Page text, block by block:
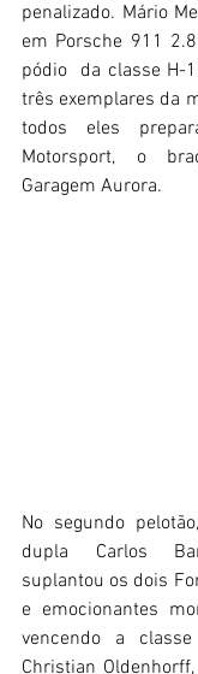
penalizado. Mário
em Porsche 911
pódio  da classe H-
três exemplares da
todos eles
Motorsport, o
Garagem Aurora.
No segundo
dupla Carlos
suplantou os dois
e emocionantes
vencendo a
Christian